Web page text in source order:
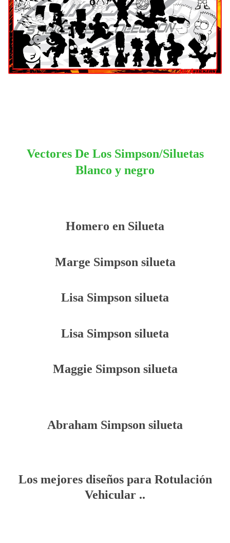
Vectores De Los Simpson/Siluetas
Blanco y negro
Homero en Silueta
Marge Simpson silueta
Lisa Simpson silueta
Lisa Simpson silueta
Maggie Simpson silueta
Abraham Simpson silueta
Los mejores diseños para Rotulación
Vehicular ..